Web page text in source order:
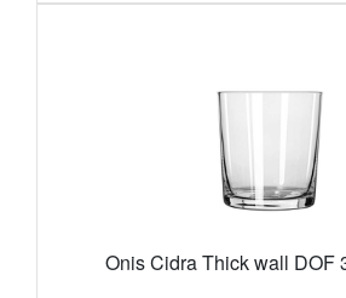
Onis Cidra Thick wall DOF